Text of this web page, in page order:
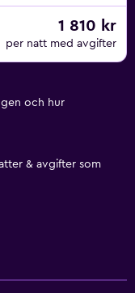
1 810 kr
per natt med avgifter
och hur
& avgifter som